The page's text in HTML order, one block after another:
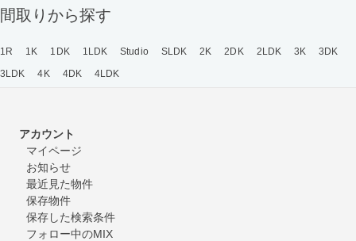
間取りから探す
1R 1K 1DK 1LDK Studio SLDK 2K 2DK 2LDK 3K
3DK
3LDK
4K 4DK 4LDK
アカウント
マイページ
お知らせ
最近見た物件
保存物件
保存した検索条件
フォロー中のMIX